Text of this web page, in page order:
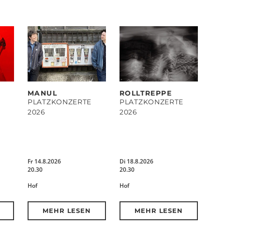
MANUL
PLATZKONZERTE
2026
Fr 14.8.2026
20.30
Hof
MEHR LESEN
ROLLTREPPE
PLATZKONZERTE
2026
Di 18.8.2026
20.30
Hof
MEHR LESEN